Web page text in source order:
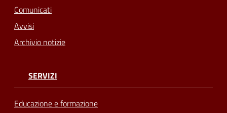
Comunicati
Avvisi
Archivio notizie
SERVIZI
Educazione e formazione